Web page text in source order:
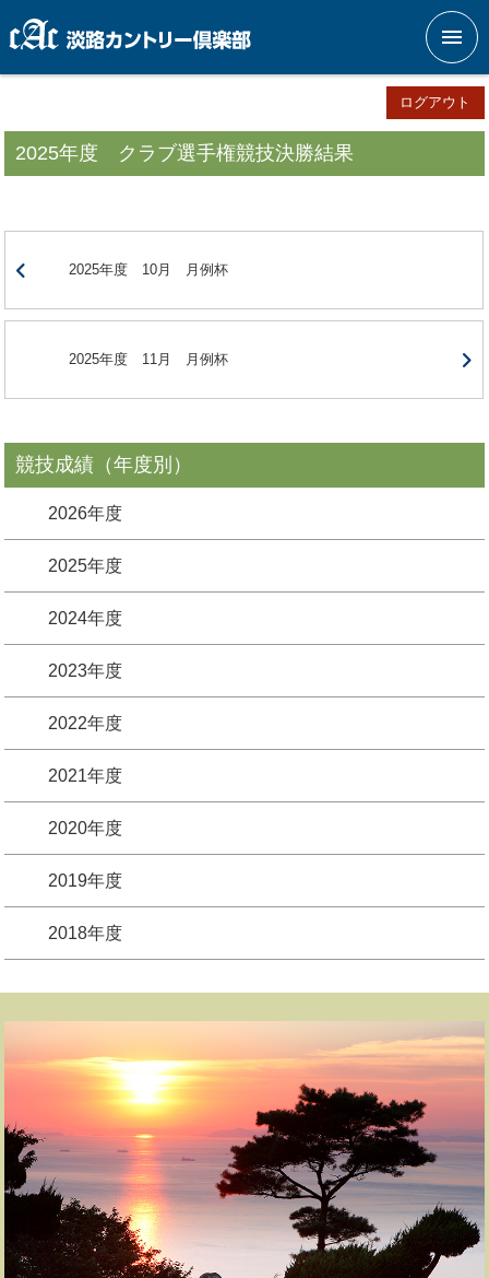
メニ
ログアウト
2025年度 クラブ選手権競技決勝結果
2025年度 10月 月例杯
2025年度 11月 月例杯
競技成績（年度別）
2026年度
2025年度
2024年度
2023年度
2022年度
2021年度
2020年度
2019年度
2018年度